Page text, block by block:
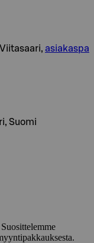
asiakaspa
Suomi